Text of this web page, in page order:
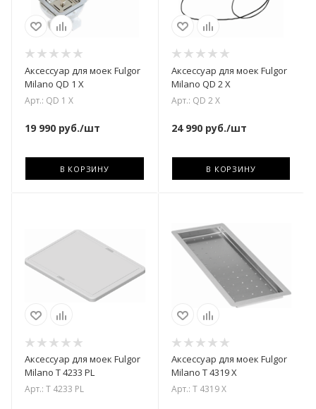
Аксессуар для моек Fulgor
Milano QD 1 X
Арт.: QD 1 X
19 990 руб./шт
В КОРЗИНУ
Аксессуар для моек Fulgor
Milano QD 2 X
Арт.: QD 2 X
24 990руб./шт
В КОРЗИНУ
Аксессуар для моек Fulgor
Milano T 4233 PL
Арт.: T 4233 PL
Аксессуар для моек Fulgor
Milano T 4319 X
Арт.: T 4319 X